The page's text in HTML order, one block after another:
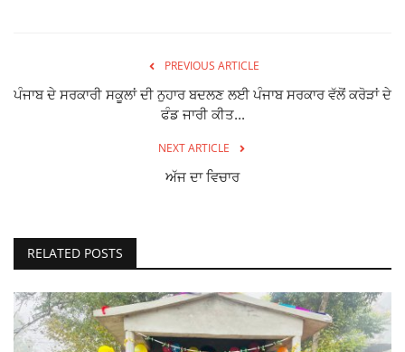
PREVIOUS ARTICLE
ਪੰਜਾਬ ਦੇ ਸਰਕਾਰੀ ਸਕੂਲਾਂ ਦੀ ਨੁਹਾਰ ਬਦਲਣ ਲਈ ਪੰਜਾਬ ਸਰਕਾਰ ਵੱਲੋਂ ਕਰੋੜਾਂ ਦੇ
ਫੰਡ ਜਾਰੀ ਕੀਤ...
NEXT ARTICLE
ਅੱਜ ਦਾ ਵਿਚਾਰ
RELATED POSTS